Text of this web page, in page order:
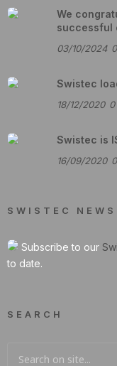
We
successful
03/10/2024 0
Swistec
18/12/2020 0
Swistec is
16/09/2020 0
SWISTEC
Subscribe to our
to date.
SEARCH